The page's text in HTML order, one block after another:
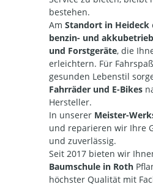
bestehen.
Am Standort in Heideck
benzin- und
und Forstgeräte, die
erleichtern. Für
gesunden Lebenstil
Fahrräder und E-Bikes
Hersteller.
In unserer Meister-
und reparieren wir Ihre
und zuverlässig.
Seit 2017 bieten wir
Baumschule in Roth
höchster Qualität mit